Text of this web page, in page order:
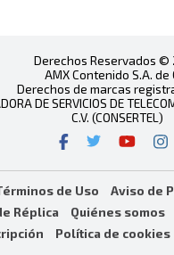
Derechos Reservados ©
AMX Contenido S.A. de
Derechos de marcas
DE SERVICIOS DE
C.V. (CONSERTEL)
de Uso
Aviso de
Réplica
Quiénes somos
Política de cookies